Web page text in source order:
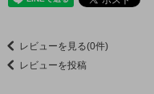
レビューを見る(0件)
レビューを投稿